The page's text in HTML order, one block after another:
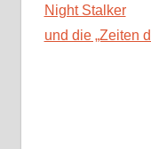
Night Stalker
und die „Zeiten